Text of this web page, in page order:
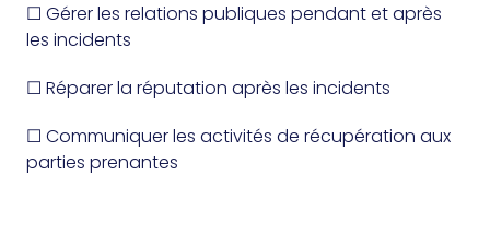
☐ Gérer les relations publiques pendant et après
les incidents
☐ Réparer la réputation après les incidents
☐ Communiquer les activités de récupération aux
parties prenantes